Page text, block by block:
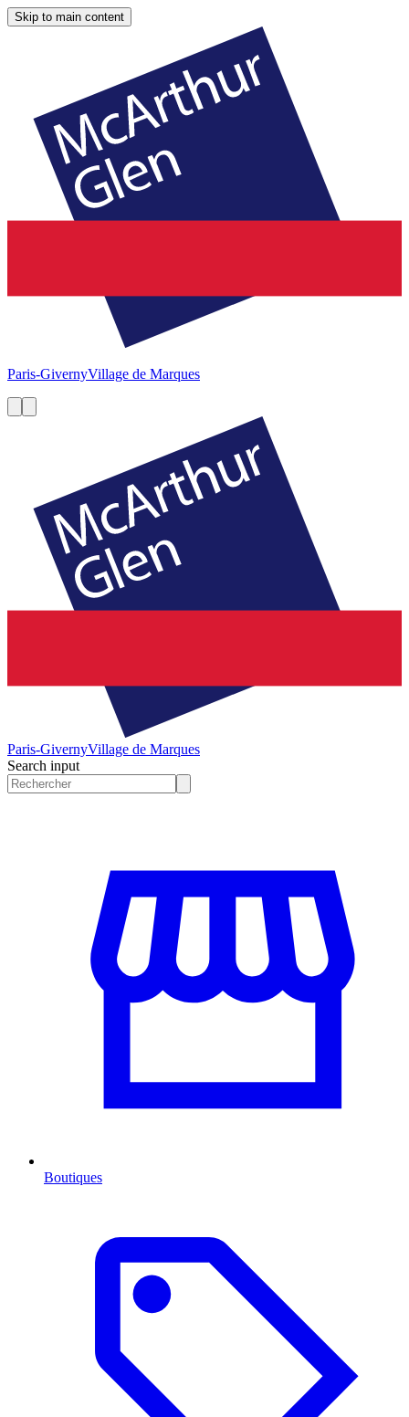
Skip to main content
Paris-GivernyVillage de Marques
Paris-GivernyVillage de Marques
Search input
Boutiques